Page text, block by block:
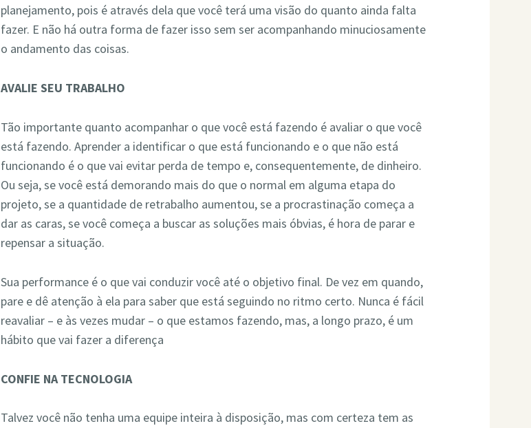
planejamento, pois é através dela que você terá uma visão do quanto ainda falta
fazer. E não há outra forma de fazer isso sem ser acompanhando minuciosamente
o andamento das coisas.
AVALIE SEU TRABALHO
Tão importante quanto acompanhar o que você está fazendo é avaliar o que você
está fazendo. Aprender a identificar o que está funcionando e o que não está
funcionando é o que vai evitar perda de tempo e, consequentemente, de dinheiro.
Ou seja, se você está demorando mais do que o normal em alguma etapa do
projeto, se a quantidade de retrabalho aumentou, se a procrastinação começa a
dar as caras, se você começa a buscar as soluções mais óbvias, é hora de parar e
repensar a situação.
Sua performance é o que vai conduzir você até o objetivo final. De vez em quando,
pare e dê atenção à ela para saber que está seguindo no ritmo certo. Nunca é fácil
reavaliar – e às vezes mudar – o que estamos fazendo, mas, a longo prazo, é um
hábito que vai fazer a diferença
CONFIE NA TECNOLOGIA
Talvez você não tenha uma equipe inteira à disposição, mas com certeza tem as